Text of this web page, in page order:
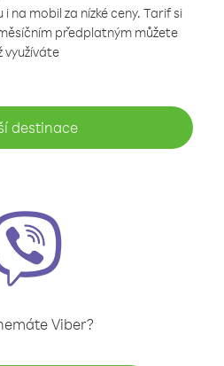
na mobil za nízké ceny. Tarif si
předplatným můžete
využíváte
destinace
Viber?